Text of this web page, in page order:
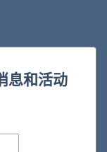
息和活动